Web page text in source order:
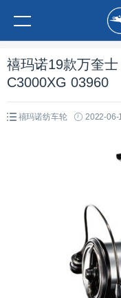
禧玛诺19款万奎
C3000XG 03960
禧玛诺纺车轮 2022-06-